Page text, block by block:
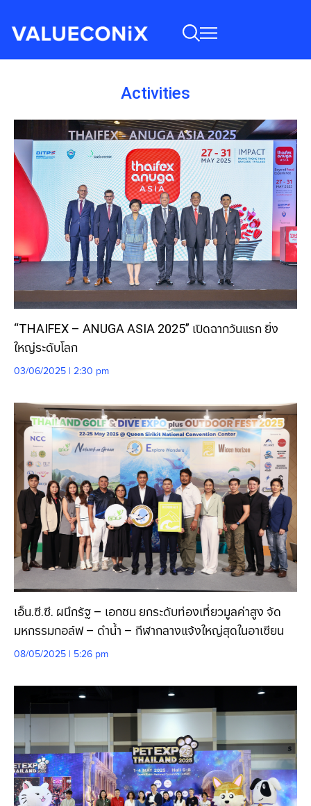
Activities
“THAIFEX – ANUGA ASIA 2025” เปิดฉากวันแรก ยิ่ง
ใหญ่ระดับโลก
03/06/2025 | 2:30 pm
เอ็น.ซี.ซี. ผนึกรัฐ – เอกชน ยกระดับท่องเที่ยวมูลค่าสูง จัด
มหกรรมกอล์ฟ – ดำน้ำ – กีฬากลางแจ้งใหญ่สุดในอาเซียน
08/05/2025 | 5:26 pm